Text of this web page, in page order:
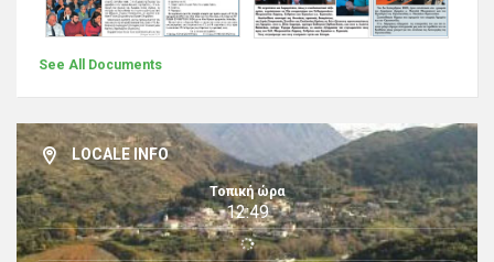
See All Documents
LOCALE INFO
Τοπική ώρα
12:49